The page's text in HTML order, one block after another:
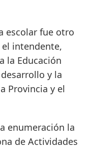
escolar fue otro
intendente,
la Educación
y la
Provincia y el
enumeración la
de Actividades